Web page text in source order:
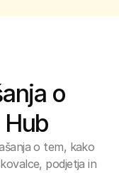
o
o tem, kako
podjetja in